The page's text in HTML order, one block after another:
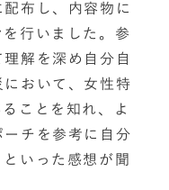
布し、内容物に
行いました。参
解を深め自分自
おいて、女性特
ことを知れ、よ
チを参考に自分
いった感想が聞